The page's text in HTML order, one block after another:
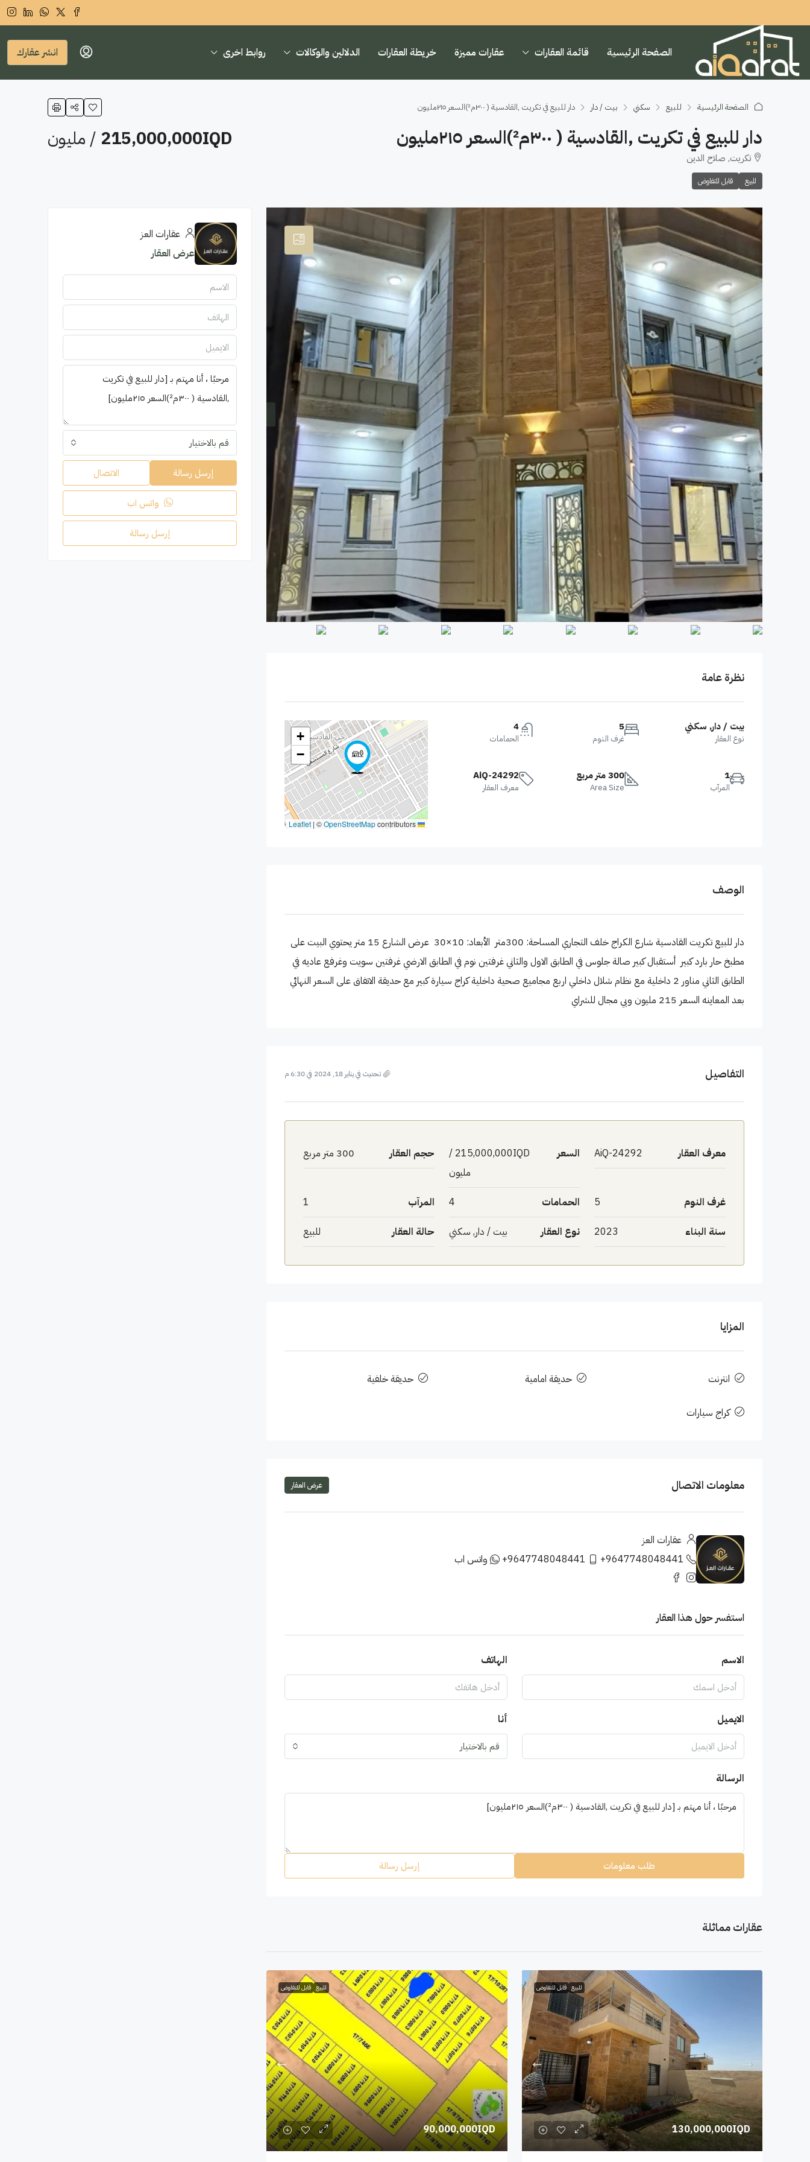
الصفحة الرئيسية قائمة العقارات عقارات مميزة خريطة العقارات الدلالين والوكالات روابط اخرى انشر عقارك
الصفحة الرئيسية للبيع سكني بيت / دار دار للبيع في تكريت ,القادسية ( ٣٠٠م²)السعر ٢١٥مليون
دار للبيع في تكريت ,القادسية ( ٣٠٠م²)السعر ٢١٥مليون
تكريت, صلاح الدين
للبيع قابل للتفاوض
215,000,000IQD / مليون
نظرة عامة
بيت / دار, سكني
نوع العقار
5
غرف النوم
4
الحمامات
1
المرآب
300 متر مربع
Area Size
AiQ-24292
معرف العقار
+
−
Leaflet
| ©OpenStreetMapcontributors
الوصف
دار للبيع تكريت القادسية شارع الكراج خلف التجاري المساحة: 300متر الأبعاد: 10×30 عرض الشارع 15 متر يحتوي البيت على
مطبخ حار بارد كبير أستقبال كبير صالة جلوس في الطابق الاول والثاني غرفتين نوم في الطابق الارضي غرفتين سويت وغرفع عاديه في
الطابق الثاني مناور 2 داخلية مع نظام شلال داخلي اربع مجاميع صحية داخلية كراج سيارة كبير مع حديقة الاتفاق على السعر النهائي
بعد المعاينه السعر 215 مليون وبي مجال للشراي
التفاصيل تحديث في يناير 18, 2024 في 6:30 م
معرف العقار AiQ-24292 السعر
215,000,000IQD /
مليون
حجم العقار 300 متر مربع
غرف النوم 5 الحمامات 4 المرآب 1
سنة البناء 2023 نوع العقار بيت / دار, سكني حالة العقار للبيع
المزايا
انترنت حديقة امامية حديقة خلفية
كراج سيارات
معلومات الاتصال عرض العقار
عقارات العز
+9647748048441
+9647748048441 واتس اب
استفسر حول هذا العقار
الاسم الهاتف
الايميل أنا
قم بالاختيار
الرسالة
طلب معلومات إرسل رسالة
عقارات مماثلة
للبيع قابل للتفاوض
130,000,000IQD
للبيع قابل للتفاوض
90,000,000IQD
عقارات العز
عرض العقار
قم بالاختيار
إرسل رسالة الاتصال
واتس اب
إرسل رسالة